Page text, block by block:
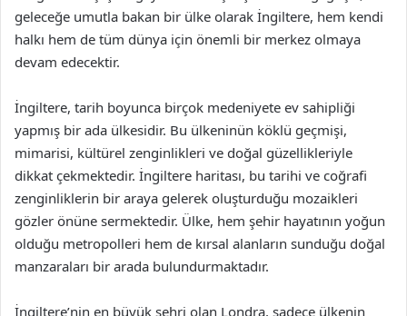
geleceğe umutla bakan bir ülke olarak İngiltere, hem kendi
halkı hem de tüm dünya için önemli bir merkez olmaya
devam edecektir.
İngiltere, tarih boyunca birçok medeniyete ev sahipliği
yapmış bir ada ülkesidir. Bu ülkeninün köklü geçmişi,
mimarisi, kültürel zenginlikleri ve doğal güzellikleriyle
dikkat çekmektedir. İngiltere haritası, bu tarihi ve coğrafi
zenginliklerin bir araya gelerek oluşturduğu mozaikleri
gözler önüne sermektedir. Ülke, hem şehir hayatının yoğun
olduğu metropolleri hem de kırsal alanların sunduğu doğal
manzaraları bir arada bulundurmaktadır.
İngiltere’nin en büyük şehri olan Londra, sadece ülkenin